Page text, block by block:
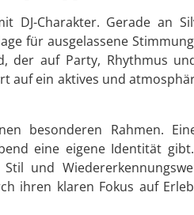
DJ-Charakter. Gerade an
für ausgelassene
der auf Party, Rhythmus
auf ein aktives und
besonderen Rahmen.
eine eigene Identität
und
ihren klaren Fokus auf